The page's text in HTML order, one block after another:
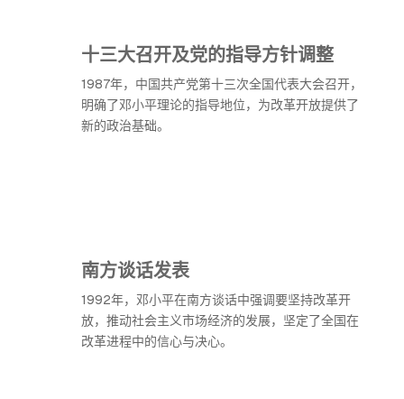
十三大召开及党的指导方针调整
1987年，中国共产党第十三次全国代表大会召开，
明确了邓小平理论的指导地位，为改革开放提供了
新的政治基础。
南方谈话发表
1992年，邓小平在南方谈话中强调要坚持改革开
放，推动社会主义市场经济的发展，坚定了全国在
改革进程中的信心与决心。